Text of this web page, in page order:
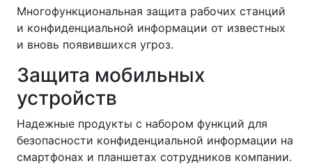
Многофункциональная защита рабочих станций
и конфиденциальной информации от известных
и вновь появившихся угроз.
Защита мобильных
устройств
Надежные продукты с набором функций для
безопасности конфиденциальной информации на
смартфонах и планшетах сотрудников компании.